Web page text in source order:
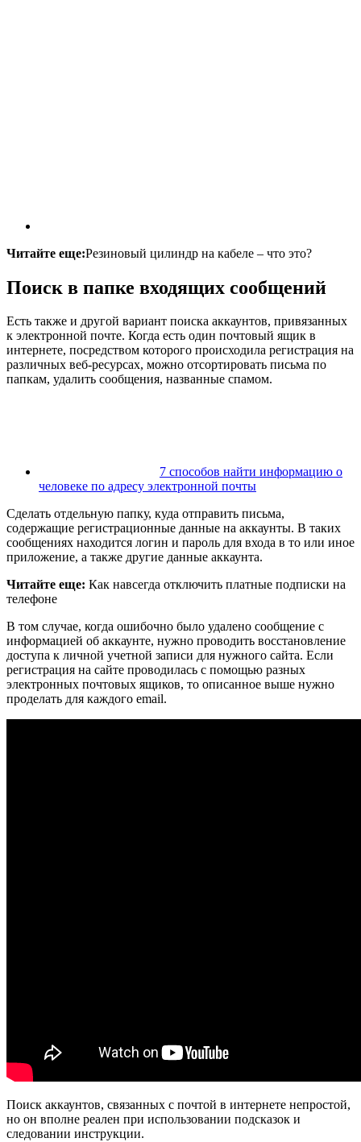
Читайте еще:Резиновый цилиндр на кабеле – что это?
Поиск в папке входящих сообщений
Есть также и другой вариант поиска аккаунтов, привязанных
к электронной почте. Когда есть один почтовый ящик в
интернете, посредством которого происходила регистрация на
различных веб-ресурсах, можно отсортировать письма по
папкам, удалить сообщения, названные спамом.
7 способов найти информацию о
человеке по адресу электронной почты
Сделать отдельную папку, куда отправить письма,
содержащие регистрационные данные на аккаунты. В таких
сообщениях находится логин и пароль для входа в то или иное
приложение, а также другие данные аккаунта.
Читайте еще: Как навсегда отключить платные подписки на
телефоне
В том случае, когда ошибочно было удалено сообщение с
информацией об аккаунте, нужно проводить восстановление
доступа к личной учетной записи для нужного сайта. Если
регистрация на сайте проводилась с помощью разных
электронных почтовых ящиков, то описанное выше нужно
проделать для каждого email.
Поиск аккаунтов, связанных с почтой в интернете непростой,
но он вполне реален при использовании подсказок и
следовании инструкции.